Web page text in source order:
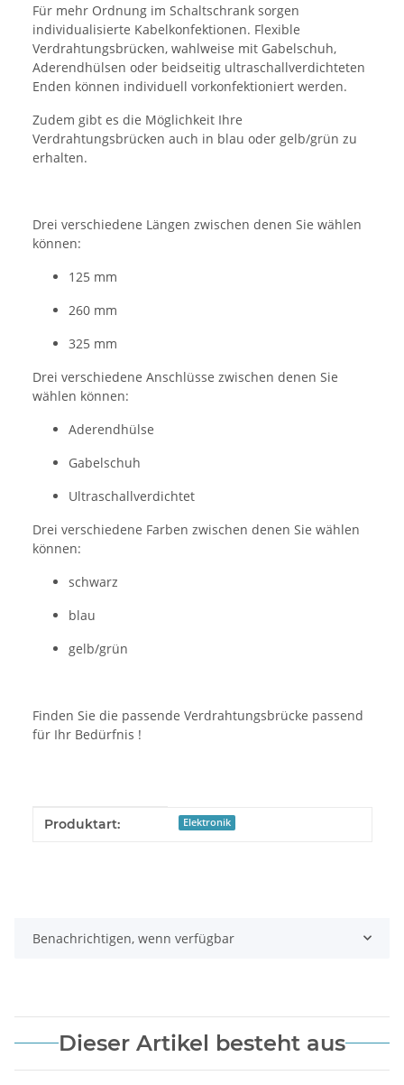
Für mehr Ordnung im Schaltschrank sorgen
individualisierte Kabelkonfektionen. Flexible
Verdrahtungsbrücken, wahlweise mit Gabelschuh,
Aderendhülsen oder beidseitig ultraschallverdichteten
Enden können individuell vorkonfektioniert werden.
Zudem gibt es die Möglichkeit Ihre
Verdrahtungsbrücken auch in blau oder gelb/grün zu
erhalten.
Drei verschiedene Längen zwischen denen Sie wählen
können:
125 mm
260 mm
325 mm
Drei verschiedene Anschlüsse zwischen denen Sie
wählen können:
Aderendhülse
Gabelschuh
Ultraschallverdichtet
Drei verschiedene Farben zwischen denen Sie wählen
können:
schwarz
blau
gelb/grün
Finden Sie die passende Verdrahtungsbrücke passend
für Ihr Bedürfnis !
Produkteigenschaft
Wert
Produktart: Elektronik
Benachrichtigen, wenn verfügbar
Dieser Artikel besteht aus